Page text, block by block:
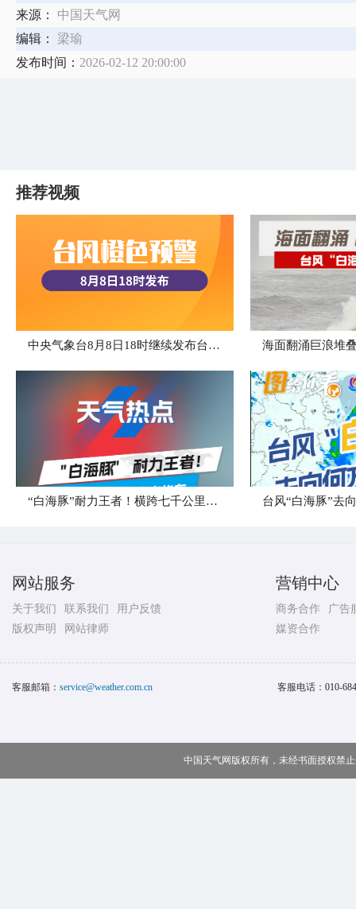
来源：
中国天气网
编辑：
梁瑜
发布时间： 2026-02-12 20:00:00
推荐视频
中央气象台8月8日18时继续发布台风橙色预警 海面翻涌巨浪堆
“白海豚”耐力王者！横跨七千公里直奔华东 台风“白海豚”去
网站服务
关于我们 联系我们
用户反馈
版权声明
网站律师
营销中心
商务合作
广告
媒资合作
客服邮箱： service@weather.com.cn 客服电话： 010-
中国天气网版权所有，未经书面授权